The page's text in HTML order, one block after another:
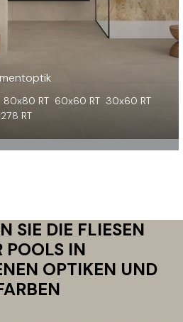
80x80 RT 60x60 RT 30x60 RT
RT
SIE DIE FLIESEN
POOLS IN
OPTIKEN UND